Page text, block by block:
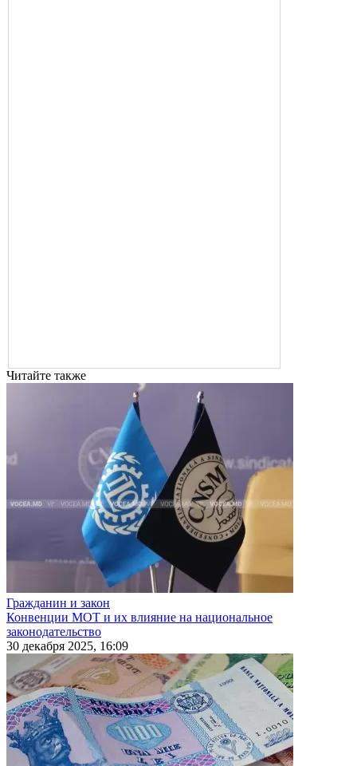
Читайте также
Гражданин и закон
Конвенции МОТ и их влияние на национальное
законодательство
30 декабря 2025, 16:09